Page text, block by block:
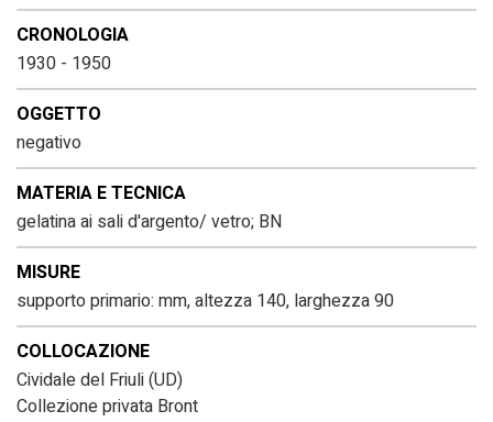
CRONOLOGIA
1930 - 1950
OGGETTO
negativo
MATERIA E TECNICA
gelatina ai sali d'argento/ vetro; BN
MISURE
supporto primario: mm, altezza 140, larghezza 90
COLLOCAZIONE
Cividale del Friuli (UD)
Collezione privata Bront